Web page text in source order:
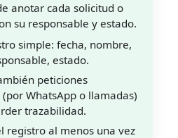
anotar cada solicitud o
su responsable y estado.
simple: fecha, nombre,
estado.
peticiones
WhatsApp o llamadas)
trazabilidad.
registro al menos una vez